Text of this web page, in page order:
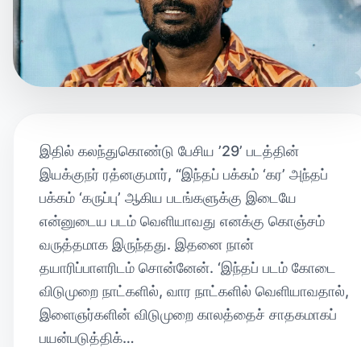
இதில் கலந்துகொண்டு பேசிய ’29’ படத்தின்
இயக்குநர் ரத்னகுமார், “இந்தப் பக்கம் ‘கர’ அந்தப்
பக்கம் ‘கருப்பு’ ஆகிய படங்களுக்கு இடையே
என்னுடைய படம் வெளியாவது எனக்கு கொஞ்சம்
வருத்தமாக இருந்தது. இதனை நான்
தயாரிப்பாளரிடம் சொன்னேன். ‘இந்தப் படம் கோடை
விடுமுறை நாட்களில், வார நாட்களில் வெளியாவதால்,
இளைஞர்களின் விடுமுறை காலத்தைச் சாதகமாகப்
பயன்படுத்திக்…